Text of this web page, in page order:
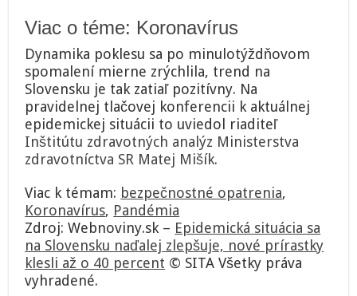
percent
Viac o téme: Koronavírus
Dynamika poklesu sa po minulotýždňovom
spomalení mierne zrýchlila, trend na
Slovensku je tak zatiaľ pozitívny. Na
pravidelnej tlačovej konferencii k aktuálnej
epidemickej situácii to uviedol riaditeľ
Inštitútu zdravotných analýz Ministerstva
zdravotníctva SR Matej Mišík.
Viac k témam: bezpečnostné opatrenia,
Koronavírus, Pandémia
Zdroj: Webnoviny.sk – Epidemická situácia sa
na Slovensku naďalej zlepšuje, nové prírastky
klesli až o 40 percent © SITA Všetky práva
vyhradené.